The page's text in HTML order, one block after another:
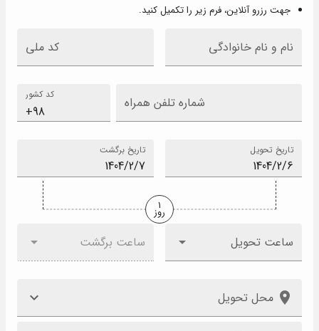
جهت رزرو آنلاین، فرم زیر را تکمیل کنید.
نام و نام خانوادگی کد ملی
کد کشور شماره تلفن همراه
تاریخ تحویل تاریخ برگشت
1
روز
ساعت تحویل ساعت برگشت
محل تحویل